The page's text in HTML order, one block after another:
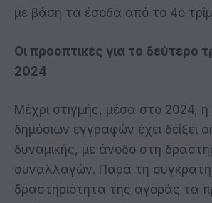
με βάση τα έσοδα από το 4ο
Οι προοπτικές για το δεύτερο
2024
Μέχρι στιγμής, μέσα στο 2024,
δημόσιων εγγραφών έχει δείξει
δυναμικής, με άνοδο στη
συναλλαγών. Παρά τη
δραστηριότητα της αγοράς τα